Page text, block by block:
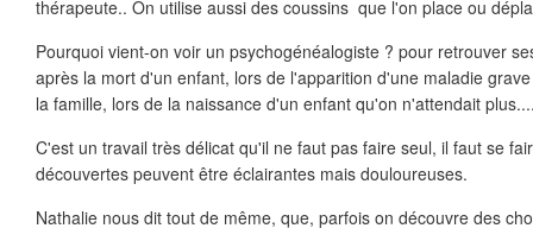
thérapeute.. On utilise aussi des coussins que l'on place ou
Pourquoi vient-on voir un psychogénéalogiste ? pour retrouver
après la mort d'un enfant, lors de l'apparition d'une maladie
la famille, lors de la naissance d'un enfant qu'on n'attendait
C'est un travail très délicat qu'il ne faut pas faire seul, il faut se
découvertes peuvent être éclairantes mais douloureuses.
Nathalie nous dit tout de même, que, parfois on découvre des